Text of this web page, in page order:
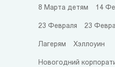
8 Марта детям 14
23 Февраля 23
Лагерям Хэллоуин
Новогодний